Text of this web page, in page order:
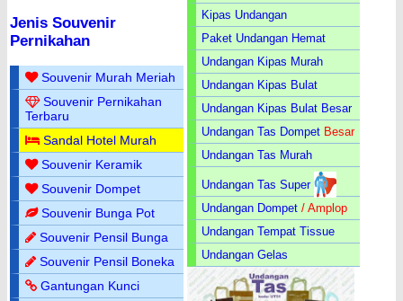
Jenis Souvenir
Pernikahan
Souvenir Murah Meriah
Souvenir Pernikahan
Terbaru
Sandal Hotel Murah
Souvenir Keramik
Souvenir Dompet
Souvenir Bunga Pot
Souvenir Pensil Bunga
Souvenir Pensil Boneka
Gantungan Kunci
Kipas Undangan
Paket Undangan Hemat
Undangan Kipas Murah
Undangan Kipas Bulat
Undangan Kipas Bulat Besar
Undangan Tas Dompet Besar
Undangan Tas Murah
Undangan Tas Super
Undangan Dompet / Amplop
Undangan Tempat Tissue
Undangan Gelas